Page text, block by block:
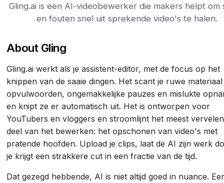
Gling.ai is een AI-videobewerker die makers helpt om
en fouten snel uit sprekende video's te halen.
About Gling
Gling.ai werkt als je assistent-editor, met de focus op het
knippen van de saaie dingen. Het scant je ruwe
opvulwoorden, ongemakkelijke pauzes en mislukte
en knipt ze er automatisch uit. Het is ontworpen voor
YouTubers en vloggers en stroomlijnt het meest
deel van het bewerken: het opschonen van video's met
pratende hoofden. Upload je clips, laat de AI zijn werk
je krijgt een strakkere cut in een fractie van de tijd.
Dat gezegd hebbende, AI is niet altijd goed in nuance.